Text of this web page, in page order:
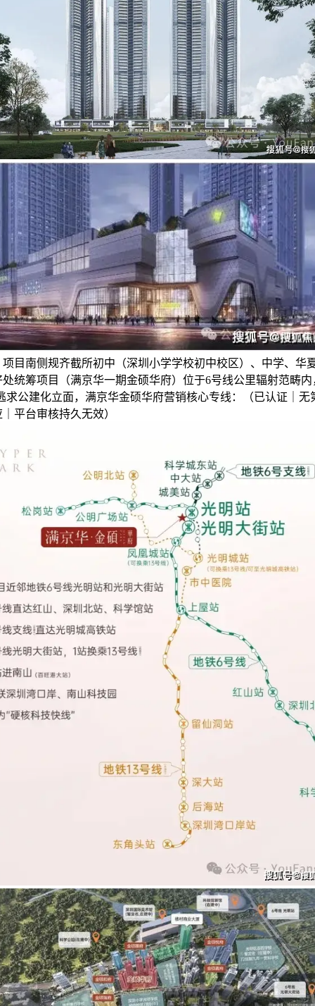
目南侧规齐截所初中（深圳小学学校初中校区）、中学、华
统筹项目（满京华一期金硕华府）位于6号线公里辐射范畴内
求公建化立面，满京华金硕华府营销核心专线：（已认证｜无
平台审核持久无效）